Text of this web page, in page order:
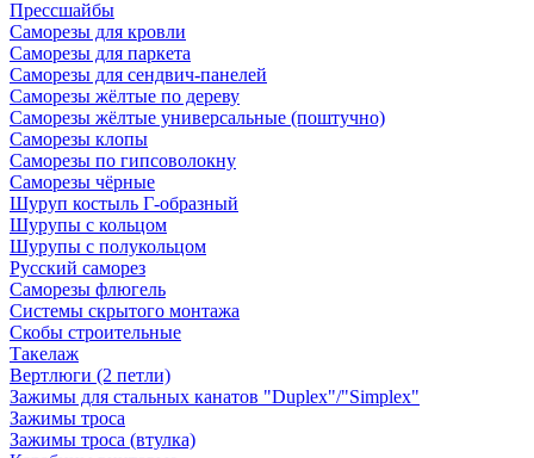
Прессшайбы
Саморезы для кровли
Саморезы для паркета
Саморезы для сендвич-панелей
Саморезы жёлтые по дереву
Саморезы жёлтые универсальные (поштучно)
Саморезы клопы
Саморезы по гипсоволокну
Саморезы чёрные
Шуруп костыль Г-образный
Шурупы с кольцом
Шурупы с полукольцом
Русский саморез
Саморезы флюгель
Системы скрытого монтажа
Скобы строительные
Такелаж
Вертлюги (2 петли)
Зажимы для стальных канатов "Duplex"/"Simplex"
Зажимы троса
Зажимы троса (втулка)